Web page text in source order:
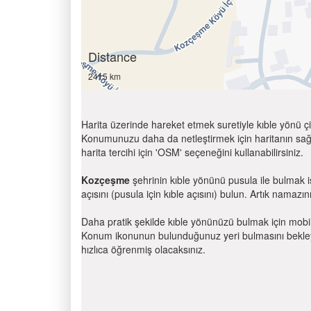
Distance
2415 km
Harita üzerinde hareket etmek suretiyle kıble yönü
Konumunuzu daha da netleştirmek için haritanın
harita tercihi için 'OSM' seçeneğini kullanabilirsiniz.
Kozçeşme şehrinin kıble yönünü pusula ile
açısını (pusula için kıble açısını) bulun. Artık
Daha pratik şekilde kıble yönünüzü bulmak için
Konum ikonunun bulunduğunuz yeri bulmasını
hızlıca öğrenmiş olacaksınız.